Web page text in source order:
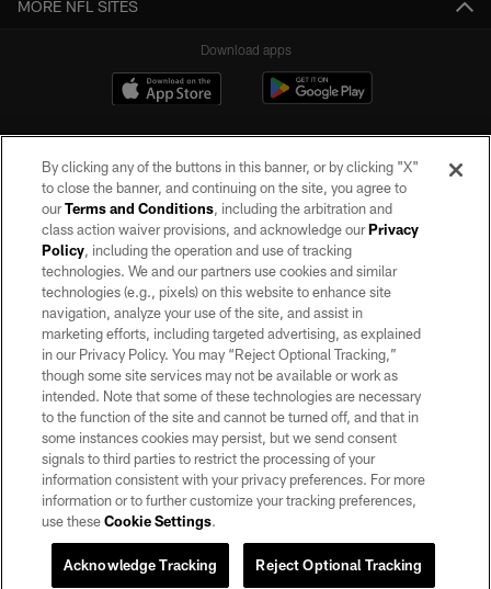
MORE NFL SITES
Download apps
©2026 by the Las Vegas Raiders. All rights reserved. No portion of this site
may be reproduced without the express written permission of the Las Vegas
Raiders.
PRIVACY POLICY
TERMS OF SERVICE
ACCESSIBILITY
AD CHOICES
YOUR PRIVACY CHOICES
COOKIE SETTINGS
By clicking any of the buttons in this banner, or by clicking "X"
to close the banner, and continuing on the site, you agree to
ourTerms and Conditions, including the arbitration and
class action waiver provisions, and acknowledge ourPrivacy
Policy, including the operation and use of tracking
technologies. We and our partners use cookies and similar
technologies (e.g., pixels) on this website to enhance site
navigation, analyze your use of the site, and assist in
marketing efforts, including targeted advertising, as explained
in our Privacy Policy. You may “Reject Optional Tracking,”
though some site services may not be available or work as
intended. Note that some of these technologies are necessary
to the function of the site and cannot be turned off, and that in
some instances cookies may persist, but we send consent
signals to third parties to restrict the processing of your
information consistent with your privacy preferences. For more
information or to further customize your tracking preferences,
use theseCookie Settings.
Reject Optional Tracking
Acknowledge Tracking